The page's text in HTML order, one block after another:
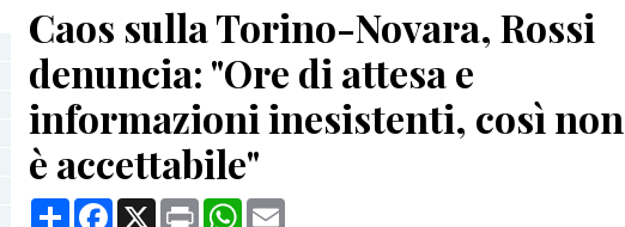
Caos sulla Torino-Novara, Rossi
denuncia: "Ore di attesa e
informazioni inesistenti, così non
è accettabile"
CondividiFacebook
X Print WhatsApp